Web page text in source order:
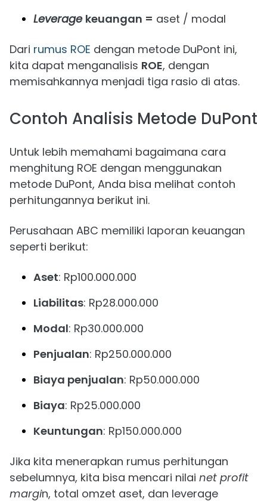
Leverage keuangan = aset / modal
Dari rumus ROE dengan metode DuPont ini,
kita dapat menganalisis ROE, dengan
memisahkannya menjadi tiga rasio di atas.
Contoh Analisis Metode DuPont
Untuk lebih memahami bagaimana cara
menghitung ROE dengan menggunakan
metode DuPont, Anda bisa melihat contoh
perhitungannya berikut ini.
Perusahaan ABC memiliki laporan keuangan
seperti berikut:
Aset: Rp100.000.000
Liabilitas: Rp28.000.000
Modal: Rp30.000.000
Penjualan: Rp250.000.000
Biaya penjualan: Rp50.000.000
Biaya: Rp25.000.000
Keuntungan: Rp150.000.000
Jika kita menerapkan rumus perhitungan
sebelumnya, kita bisa mencari nilai net profit
margin, total omzet aset, dan leverage